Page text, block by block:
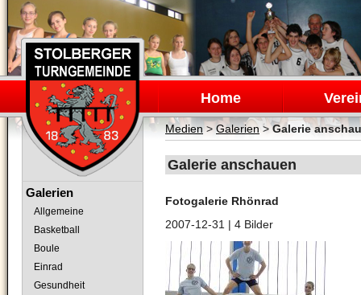
Navigation
überspringen
Home
Medien>Galerien >Galerie
Galerie anschauen
Fotogalerie Rhönrad
2007-12-31 | 4 Bilder
Navigation
Galerien
Allgemeine
Basketball
Boule
Einrad
Gesundheit